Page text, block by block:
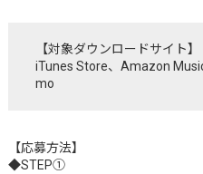
【対象ダウンロードサイト】
iTunes Store、Amazon
mo
【応募方法】
◆STEP①